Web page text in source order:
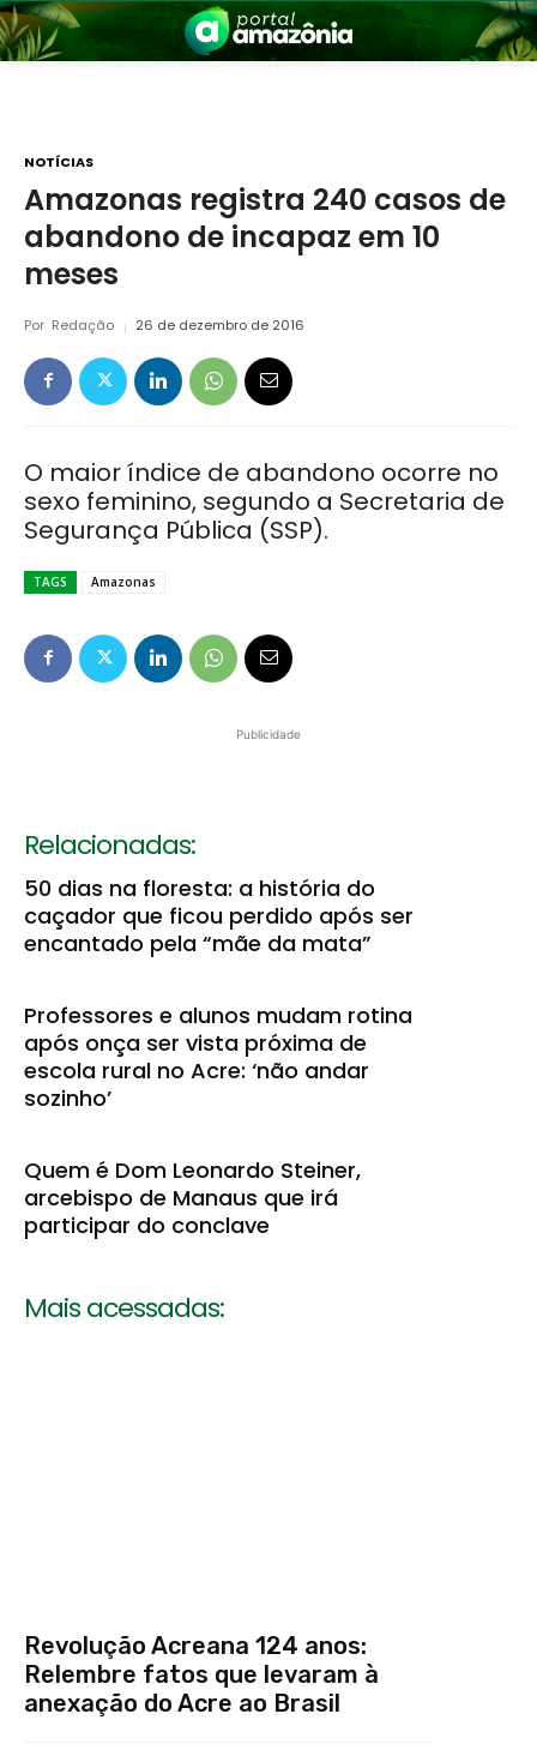
Amazônia
NOTÍCIAS
Amazonas registra 240 casos de
abandono de incapaz em 10
meses
Por Redação 26 de dezembro de 2016
O maior índice de abandono ocorre no
sexo feminino, segundo a Secretaria de
Segurança Pública (SSP).
TAGS Amazonas
Publicidade
Relacionadas:
50 dias na floresta: a história do
caçador que ficou perdido após ser
encantado pela “mãe da mata”
Professores e alunos mudam rotina
após onça ser vista próxima de
escola rural no Acre: ‘não andar
sozinho’
Quem é Dom Leonardo Steiner,
arcebispo de Manaus que irá
participar do conclave
Mais acessadas:
Revolução Acreana 124 anos:
Relembre fatos que levaram à
anexação do Acre ao Brasil